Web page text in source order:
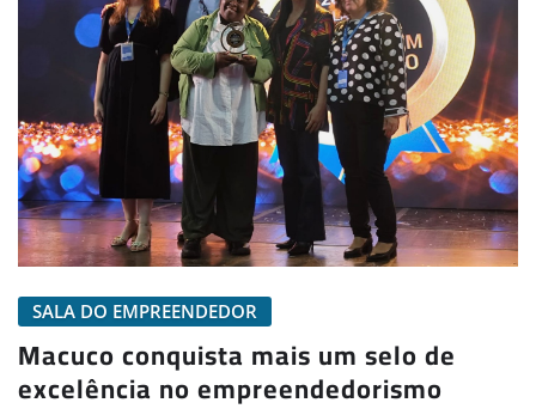
SALA DO EMPREENDEDOR
Macuco conquista mais um selo de
excelência no empreendedorismo